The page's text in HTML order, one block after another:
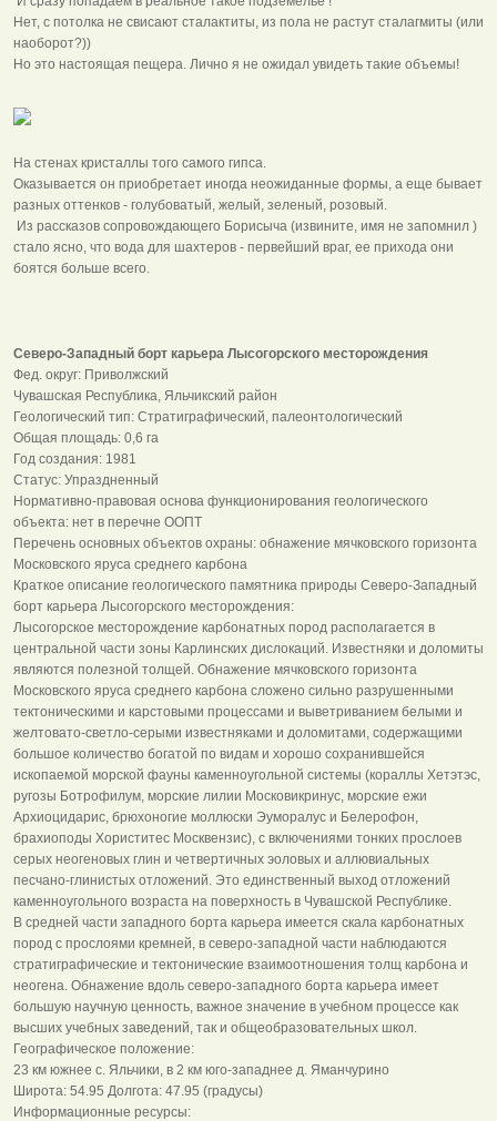
Нет, с потолка не свисают сталактиты, из пола не растут сталагмиты (или
наоборот?))
Но это настоящая пещера. Лично я не ожидал увидеть такие объемы!
На стенах кристаллы того самого гипса.
Оказывается он приобретает иногда неожиданные формы, а еще бывает
разных оттенков - голубоватый, желый, зеленый, розовый.
Из рассказов сопровождающего Борисыча (извините, имя не запомнил )
стало ясно, что вода для шахтеров - первейший враг, ее прихода они
боятся больше всего.
Северо-Западный борт карьера Лысогорского месторождения
Фед. округ: Приволжский
Чувашская Республика, Яльчикский район
Геологический тип: Стратиграфический, палеонтологический
Общая площадь: 0,6 га
Год создания: 1981
Статус: Упраздненный
Нормативно-правовая основа функционирования геологического
объекта: нет в перечне ООПТ
Перечень основных объектов охраны: обнажение мячковского горизонта
Московского яруса среднего карбона
Краткое описание геологического памятника природы Северо-Западный
борт карьера Лысогорского месторождения:
Лысогорское месторождение карбонатных пород располагается в
центральной части зоны Карлинских дислокаций. Известняки и доломиты
являются полезной толщей. Обнажение мячковского горизонта
Московского яруса среднего карбона сложено сильно разрушенными
тектоническими и карстовыми процессами и выветриванием белыми и
желтовато-светло-серыми известняками и доломитами, содержащими
большое количество богатой по видам и хорошо сохранившейся
ископаемой морской фауны каменноугольной системы (кораллы Хетэтэс,
ругозы Ботрофилум, морские лилии Московикринус, морские ежи
Архиоцидарис, брюхоногие моллюски Эуморалус и Белерофон,
брахиоподы Хориститес Москвензис), с включениями тонких прослоев
серых неогеновых глин и четвертичных эоловых и аллювиальных
песчано-глинистых отложений. Это единственный выход отложений
каменноугольного возраста на поверхность в Чувашской Республике.
В средней части западного борта карьера имеется скала карбонатных
пород с прослоями кремней, в северо-западной части наблюдаются
стратиграфические и тектонические взаимоотношения толщ карбона и
неогена. Обнажение вдоль северо-западного борта карьера имеет
большую научную ценность, важное значение в учебном процессе как
высших учебных заведений, так и общеобразовательных школ.
Географическое положение:
23 км южнее с. Яльчики, в 2 км юго-западнее д. Яманчурино
Широта: 54.95 Долгота: 47.95 (градусы)
Информационные ресурсы: